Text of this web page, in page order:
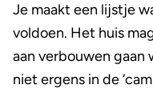
Je maakt een lijstje
voldoen. Het huis
aan verbouwen gaan
niet ergens in de